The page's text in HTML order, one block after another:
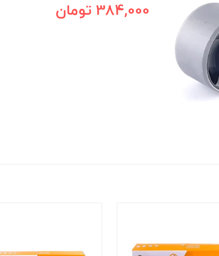
384,000 تومان